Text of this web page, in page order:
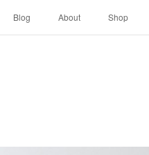
Blog About Shop